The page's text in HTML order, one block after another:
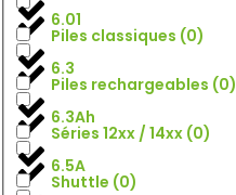
Piles classiques (0)
Piles rechargeables (0)
Séries 12xx / 14xx (0)
Shuttle (0)
6.01
6.3
6.3Ah
6.5A